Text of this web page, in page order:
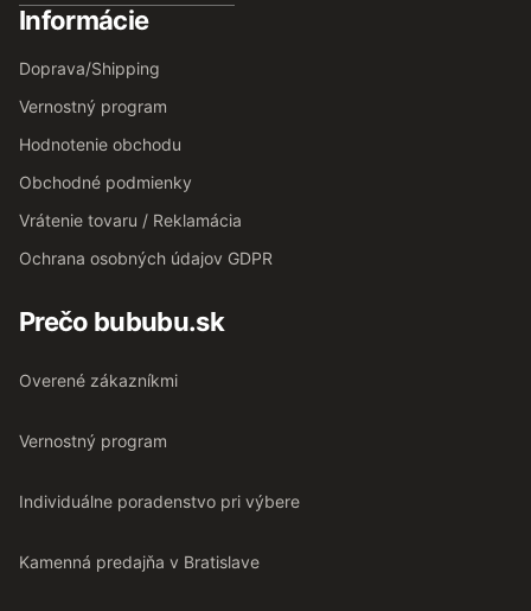
Informácie
Doprava/Shipping
Vernostný program
Hodnotenie obchodu
Obchodné podmienky
Vrátenie tovaru / Reklamácia
Ochrana osobných údajov GDPR
Prečo bububu.sk
Overené zákazníkmi
Vernostný program
Individuálne poradenstvo pri výbere
Kamenná predajňa v Bratislave